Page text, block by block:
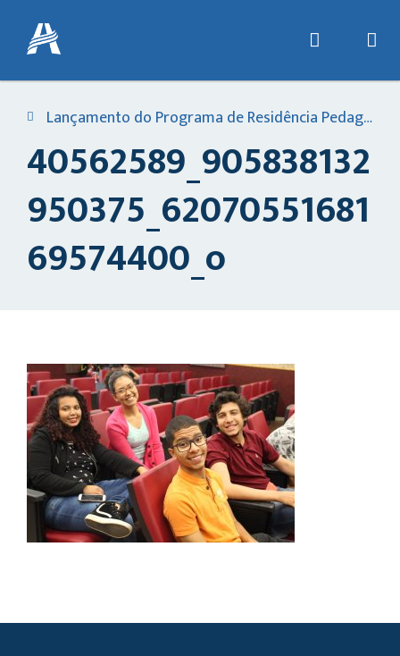
Lançamento do Programa de Residência Pedagógica em Engenheiro Coelho
40562589_905838132
950375_62070551681
69574400_o